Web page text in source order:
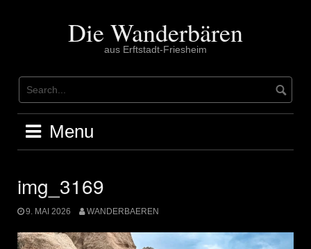
Die Wanderbären
aus Erftstadt-Friesheim
Menu
img_3169
9. MAI 2026 WANDERBAEREN